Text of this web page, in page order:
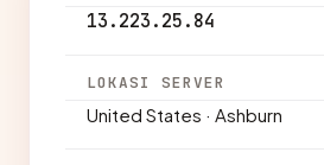
13.223.25.84
LOKASI SERVER
United States · Ashburn